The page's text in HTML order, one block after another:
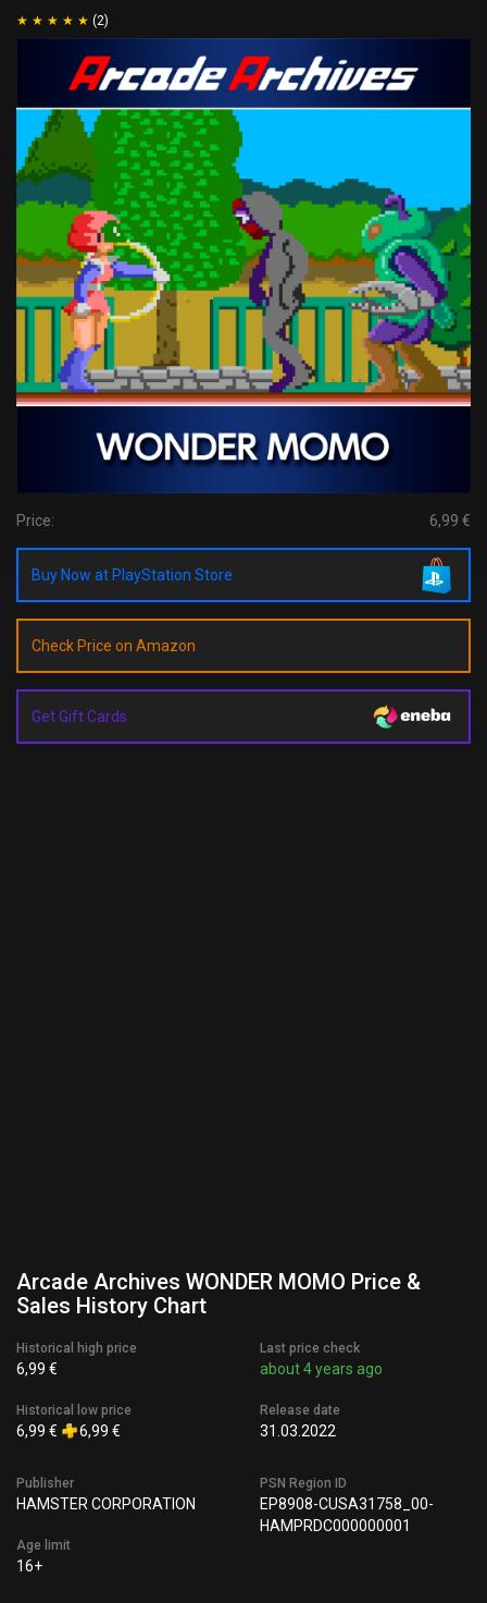
(2)
Price: 6,99 €
Buy Now at PlayStation Store
Check Price on Amazon
Get Gift Cards
Arcade Archives WONDER MOMO Price &
Sales History Chart
Historical high price
6,99 €
Historical low price
6,99 € 6,99 €
Last price check
about 4 years ago
Release date
31.03.2022
Publisher
HAMSTER CORPORATION
Age limit
16+
PSN Region ID
EP8908-CUSA31758_00-
HAMPRDC000000001